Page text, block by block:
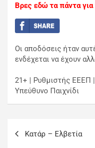
Βρες εδώ τα πάντα
Οι αποδόσεις ήταν
ενδέχεται να έχουν
21+ | Ρυθμιστής ΕΕΕΠ
Υπεύθυνο Παιχνίδι
Kατάρ – Ελβετία